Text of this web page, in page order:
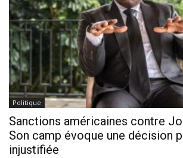
Politique
Sanctions américaines contre
Son camp évoque une décision
injustifiée